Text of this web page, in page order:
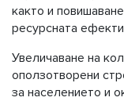
както и
ресурсната
Увеличаване на
оползотворени
за населението и